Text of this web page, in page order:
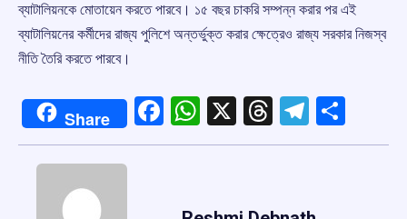
ব্যাটালিয়নকে মোতায়েন করতে পারবে। ১৫ বছর চাকরি সম্পন্ন করার পর এই
ব্যাটালিয়নের কর্মীদের রাজ্য পুলিশে অন্তর্ভুক্ত করার ক্ষেত্রেও রাজ্য সরকার নিজস্ব
নীতি তৈরি করতে পারবে।
Share Facebook
WhatsApp
X Threads